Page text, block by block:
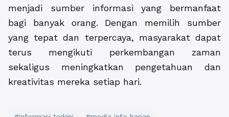
menjadi sumber informasi yang bermanfaat
bagi banyak orang. Dengan memilih sumber
yang tepat dan terpercaya, masyarakat dapat
terus mengikuti perkembangan zaman
sekaligus meningkatkan pengetahuan dan
kreativitas mereka setiap hari.